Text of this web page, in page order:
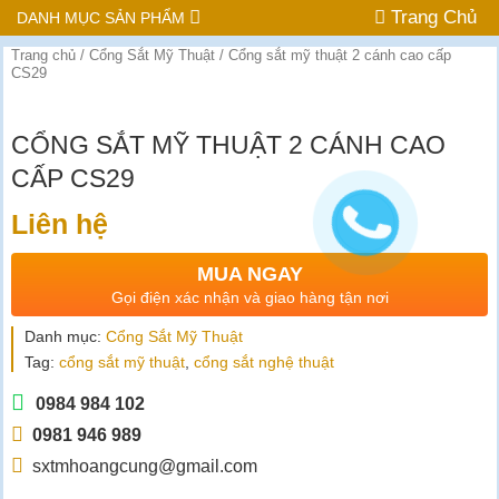
DANH MỤC SẢN PHẨM Trang Chủ
Trang chủ / Cổng Sắt Mỹ Thuật / Cổng sắt mỹ thuật 2 cánh cao cấp
CS29
CỔNG SẮT MỸ THUẬT 2 CÁNH CAO
CẤP CS29
Liên hệ
MUA NGAY
Gọi điện xác nhận và giao hàng tận nơi
Danh mục: Cổng Sắt Mỹ Thuật
Tag: cổng sắt mỹ thuật cổng sắt nghệ thuật
0984 984 102
0981 946 989
sxtmhoangcung@gmail.com